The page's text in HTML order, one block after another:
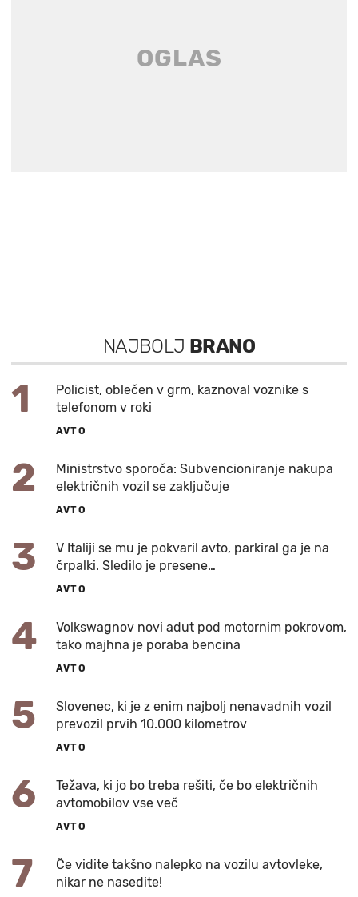
NAJBOLJ BRANO
1
Policist, oblečen v grm, kaznoval voznike s
telefonom v roki
AVTO
2
Ministrstvo sporoča: Subvencioniranje nakupa
električnih vozil se zaključuje
AVTO
3
V Italiji se mu je pokvaril avto, parkiral ga je na
črpalki. Sledilo je presene…
AVTO
4
Volkswagnov novi adut pod motornim pokrovom,
tako majhna je poraba bencina
AVTO
5
Slovenec, ki je z enim najbolj nenavadnih vozil
prevozil prvih 10.000 kilometrov
AVTO
6
Težava, ki jo bo treba rešiti, če bo električnih
avtomobilov vse več
AVTO
7
Če vidite takšno nalepko na vozilu avtovleke,
nikar ne nasedite!